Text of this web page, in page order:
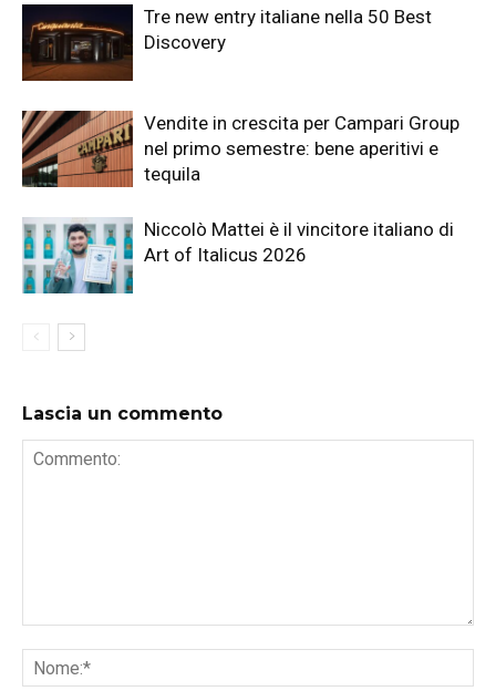
Tre new entry italiane nella 50 Best
Discovery
Vendite in crescita per Campari Group
nel primo semestre: bene aperitivi e
tequila
Niccolò Mattei è il vincitore italiano di
Art of Italicus 2026
Lascia un commento